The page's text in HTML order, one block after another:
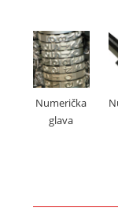
Numerička
glava